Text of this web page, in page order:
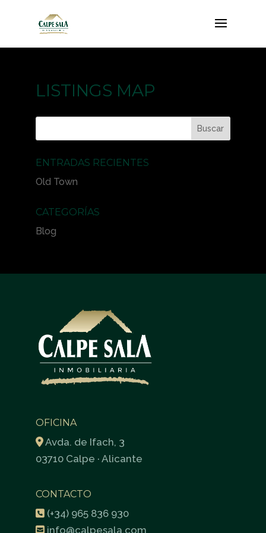
LISTINGS MAP
ENTRADAS RECIENTES
Old Town
CATEGORÍAS
Blog
OFICINA
Avda. de Ifach, 3
03710 Calpe · Alicante
CONTACTO
(+34) 965 836 930
info@calpesala.com